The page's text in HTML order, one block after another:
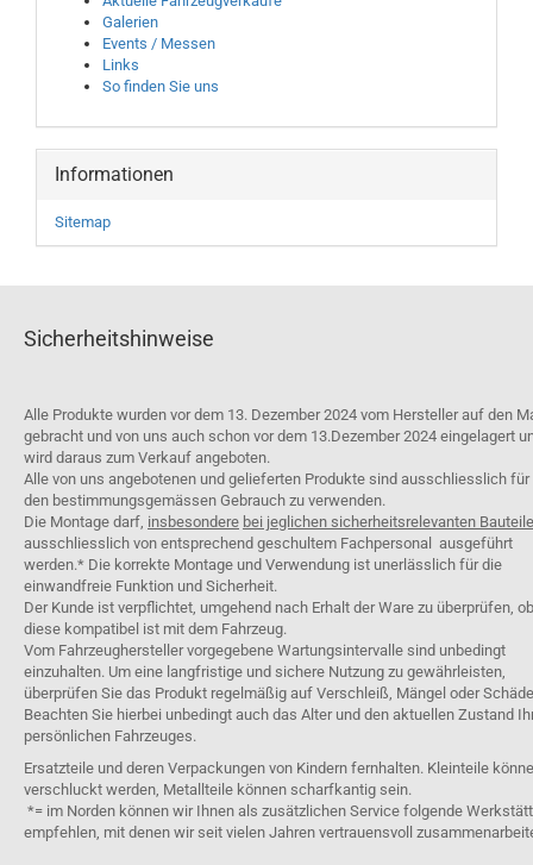
Galerien
Events / Messen
Links
So finden Sie uns
Informationen
Sitemap
Sicherheitshinweise
Alle Produkte wurden vor dem 13. Dezember 2024 vom Hersteller auf den
gebracht und von uns auch schon vor dem 13.Dezember 2024 eingelagert
wird daraus zum Verkauf angeboten.
Alle von uns angebotenen und gelieferten Produkte sind ausschliesslich für
den bestimmungsgemässen Gebrauch zu verwenden.
Die Montage darf, insbesondere bei jeglichen sicherheitsrelevanten
ausschliesslich von entsprechend geschultem Fachpersonal ausgeführt
werden.* Die korrekte Montage und Verwendung ist unerlässlich für die
einwandfreie Funktion und Sicherheit.
Der Kunde ist verpflichtet, umgehend nach Erhalt der Ware zu überprüfen, ob
diese kompatibel ist mit dem Fahrzeug.
Vom Fahrzeughersteller vorgegebene Wartungsintervalle sind unbedingt
einzuhalten. Um eine langfristige und sichere Nutzung zu gewährleisten,
überprüfen Sie das Produkt regelmäßig auf Verschleiß, Mängel oder
Beachten Sie hierbei unbedingt auch das Alter und den aktuellen Zustand
persönlichen Fahrzeuges.
Ersatzteile und deren Verpackungen von Kindern fernhalten. Kleinteile
verschluckt werden, Metallteile können scharfkantig sein.
*= im Norden können wir Ihnen als zusätzlichen Service folgende
empfehlen, mit denen wir seit vielen Jahren vertrauensvoll